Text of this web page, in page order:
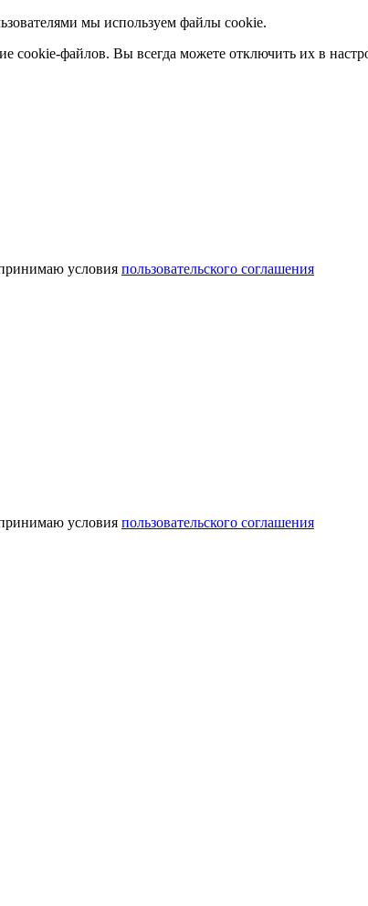
мы используем файлы cookie.
cookie-файлов. Вы всегда можете отключить их в
условия пользовательского соглашения
условия пользовательского соглашения